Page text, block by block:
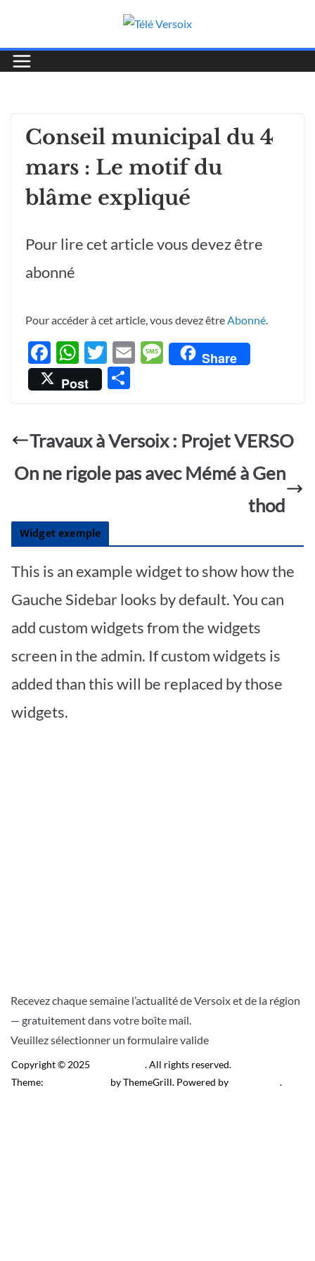
Conseil municipal du 4
mars : Le motif du
blâme expliqué
Pour lire cet article vous devez être
abonné
Pour accéder à cet article, vous devez être Abonné
F
ac
e
o
o
k
W
h
at
A
p
p
T
w
itt
E
M
es
e
Share
Post
g
er
Travaux à Versoix : Projet VERSO
On ne rigole pas avec Mémé à Gen
thod
Widget exemple
This is an example widget to show how the
Gauche Sidebar looks by default. You can
add custom widgets from the widgets
screen in the admin. If custom widgets is
added than this will be replaced by those
widgets.
Recevez chaque semaine l’actualité de Versoix et de la région
— gratuitement dans votre boîte mail.
Veuillez sélectionner un formulaire valide
Copyright © 2025
. All rights reserved.
Theme:
by ThemeGrill. Powered by .